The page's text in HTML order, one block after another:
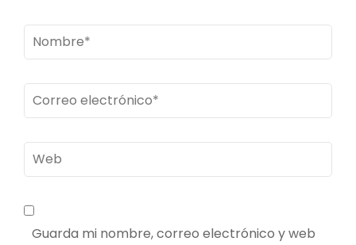
Nombre*
Correo
electrónico*
Web
Guarda mi nombre, correo electrónico y web